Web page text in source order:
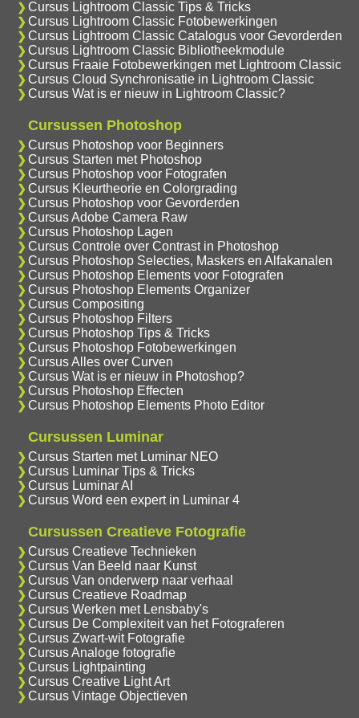
Cursus Lightroom Classic Tips & Tricks
Cursus Lightroom Classic Fotobewerkingen
Cursus Lightroom Classic Catalogus voor Gevorderden
Cursus Lightroom Classic Bibliotheekmodule
Cursus Fraaie Fotobewerkingen met Lightroom Classic
Cursus Cloud Synchronisatie in Lightroom Classic
Cursus Wat is er nieuw in Lightroom Classic?
Cursussen Photoshop
Cursus Photoshop voor Beginners
Cursus Starten met Photoshop
Cursus Photoshop voor Fotografen
Cursus Kleurtheorie en Colorgrading
Cursus Photoshop voor Gevorderden
Cursus Adobe Camera Raw
Cursus Photoshop Lagen
Cursus Controle over Contrast in Photoshop
Cursus Photoshop Selecties, Maskers en Alfakanalen
Cursus Photoshop Elements voor Fotografen
Cursus Photoshop Elements Organizer
Cursus Compositing
Cursus Photoshop Filters
Cursus Photoshop Tips & Tricks
Cursus Photoshop Fotobewerkingen
Cursus Alles over Curven
Cursus Wat is er nieuw in Photoshop?
Cursus Photoshop Effecten
Cursus Photoshop Elements Photo Editor
Cursussen Luminar
Cursus Starten met Luminar NEO
Cursus Luminar Tips & Tricks
Cursus Luminar AI
Cursus Word een expert in Luminar 4
Cursussen Creatieve Fotografie
Cursus Creatieve Technieken
Cursus Van Beeld naar Kunst
Cursus Van onderwerp naar verhaal
Cursus Creatieve Roadmap
Cursus Werken met Lensbaby's
Cursus De Complexiteit van het Fotograferen
Cursus Zwart-wit Fotografie
Cursus Analoge fotografie
Cursus Lightpainting
Cursus Creative Light Art
Cursus Vintage Objectieven